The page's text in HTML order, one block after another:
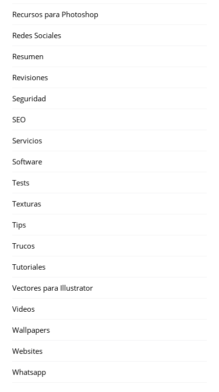
Recursos para Photoshop
Redes Sociales
Resumen
Revisiones
Seguridad
SEO
Servicios
Software
Tests
Texturas
Tips
Trucos
Tutoriales
Vectores para Illustrator
Videos
Wallpapers
Websites
Whatsapp